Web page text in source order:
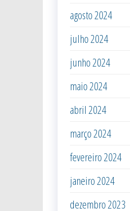
agosto 2024
julho 2024
junho 2024
maio 2024
abril 2024
março 2024
fevereiro 2024
janeiro 2024
dezembro 2023